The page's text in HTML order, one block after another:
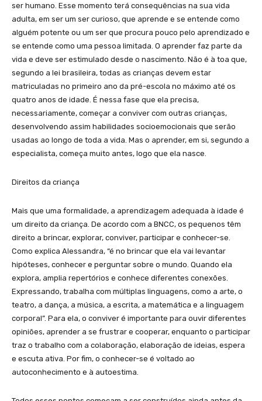
ser humano. Esse momento terá consequências na sua vida
adulta, em ser um ser curioso, que aprende e se entende como
alguém potente ou um ser que procura pouco pelo aprendizado e
se entende como uma pessoa limitada. O aprender faz parte da
vida e deve ser estimulado desde o nascimento. Não é à toa que,
segundo a lei brasileira, todas as crianças devem estar
matriculadas no primeiro ano da pré-escola no máximo até os
quatro anos de idade. É nessa fase que ela precisa,
necessariamente, começar a conviver com outras crianças,
desenvolvendo assim habilidades socioemocionais que serão
usadas ao longo de toda a vida. Mas o aprender, em si, segundo a
especialista, começa muito antes, logo que ela nasce.
Direitos da criança
Mais que uma formalidade, a aprendizagem adequada à idade é
um direito da criança. De acordo com a BNCC, os pequenos têm
direito a brincar, explorar, conviver, participar e conhecer-se.
Como explica Alessandra, “é no brincar que ela vai levantar
hipóteses, conhecer e perguntar sobre o mundo. Quando ela
explora, amplia repertórios e conhece diferentes conexões.
Expressando, trabalha com múltiplas linguagens, como a arte, o
teatro, a dança, a música, a escrita, a matemática e a linguagem
corporal”. Para ela, o conviver é importante para ouvir diferentes
opiniões, aprender a se frustrar e cooperar, enquanto o participar
traz o trabalho com a colaboração, elaboração de ideias, espera
e escuta ativa. Por fim, o conhecer-se é voltado ao
autoconhecimento e à autoestima.